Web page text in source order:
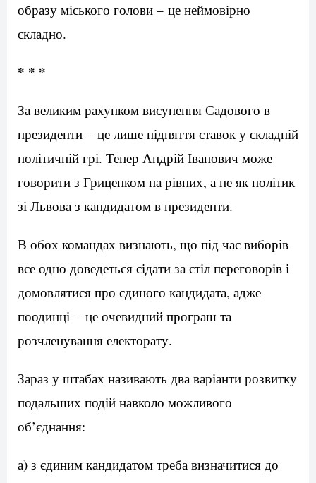
образу міського голови – це неймовірно
складно.
* * *
За великим рахунком висунення Садового в
президенти – це лише підняття ставок у складній
політичній грі. Тепер Андрій Іванович може
говорити з Гриценком на рівних, а не як політик
зі Львова з кандидатом в президенти.
В обох командах визнають, що під час виборів
все одно доведеться сідати за стіл переговорів і
домовлятися про єдиного кандидата, адже
поодинці – це очевидний програш та
розчленування електорату.
Зараз у штабах називають два варіанти розвитку
подальших подій навколо можливого
об’єднання:
а) з єдиним кандидатом треба визначитися до